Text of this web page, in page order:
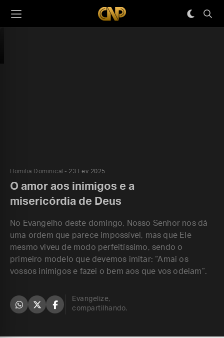
Homilia Dominical 23 Fev 2025
O amor aos inimigos e a
misericórdia de Deus
No Evangelho deste domingo, Nosso Senhor nos dá
uma ordem que parece impossível, mas que Ele
mesmo viveu de modo perfeitíssimo, sendo o
primeiro modelo que devemos imitar: “Amai os
vossos inimigos e fazei o bem aos que vos odeiam”.
Evangelize,
compartilhando.